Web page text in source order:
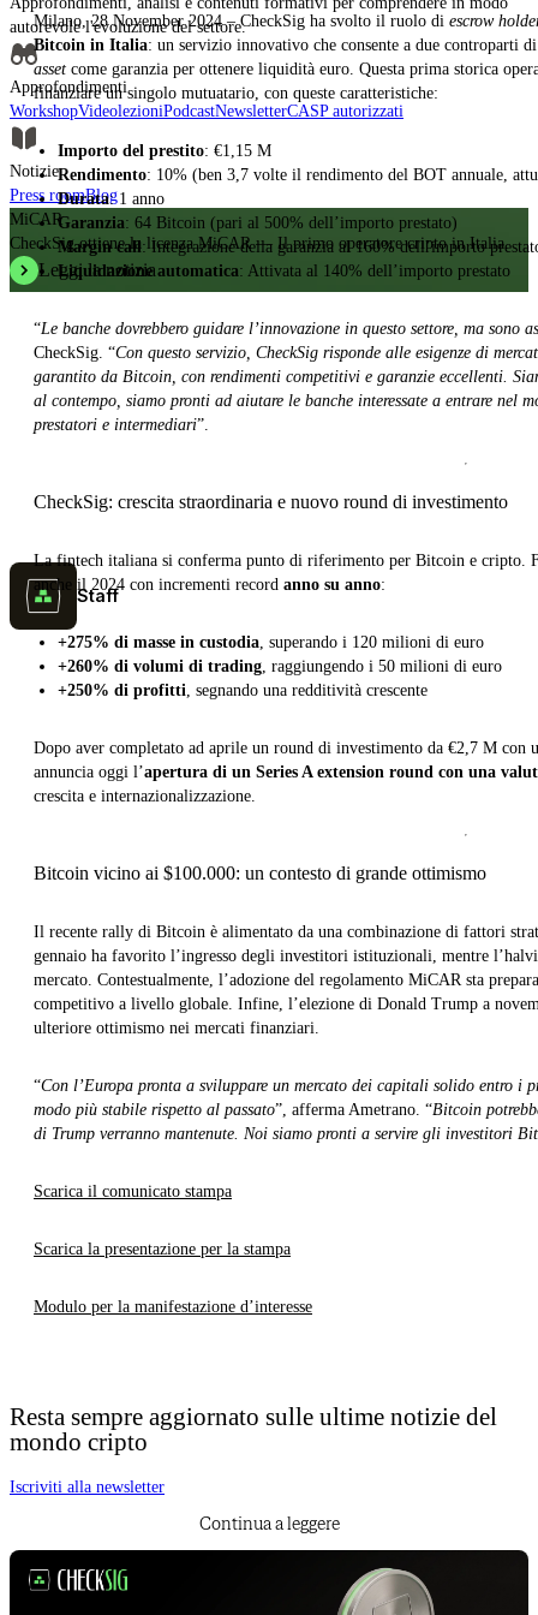
autorevole l'evoluzione del settore.
Approfondimenti
WorkshopVideolezioniPodcastNewsletterCASP autorizzati
Notizie
Press roomBlog
MiCAR
CheckSig ottiene la licenza MiCAR — Il primo operatore cripto in Italia.
Leggi la notizia
Staff
Milano, 28 November 2024 – CheckSig ha svolto il ruolo di escrow
Bitcoin in Italia: un servizio innovativo che consente a due controparti
asset come garanzia per ottenere liquidità euro. Questa prima storica
finanziare un singolo mutuatario, con queste caratteristiche:
Importo del prestito: €1,15 M
Rendimento: 10% (ben 3,7 volte il rendimento del BOT annuale,
Durata: 1 anno
Garanzia: 64 Bitcoin (pari al 500% dell’importo prestato)
Margin call: Integrazione della garanzia al 160% dell’importo
Liquidazione automatica: Attivata al 140% dell’importo prestato
“Le banche dovrebbero guidare l’innovazione in questo settore, ma sono
CheckSig. “Con questo servizio, CheckSig risponde alle esigenze di
garantito da Bitcoin, con rendimenti competitivi e garanzie eccellenti.
al contempo, siamo pronti ad aiutare le banche interessate a entrare nel
prestatori e intermediari”.
CheckSig: crescita straordinaria e nuovo round di investimento
La fintech italiana si conferma punto di riferimento per Bitcoin e cripto.
anche il 2024 con incrementi record anno su anno:
+275% di masse in custodia , superando i 120 milioni di euro
+260% di volumi di trading , raggiungendo i 50 milioni di euro
+250% di profitti , segnando una redditività crescente
Dopo aver completato ad aprile un round di investimento da €2,7 M con
annuncia oggi l’apertura di un Series A extension round con una
crescita e internazionalizzazione.
Bitcoin vicino ai $100.000: un contesto di grande ottimismo
Il recente rally di Bitcoin è alimentato da una combinazione di fattori
gennaio ha favorito l’ingresso degli investitori istituzionali, mentre
mercato. Contestualmente, l’adozione del regolamento MiCAR sta
competitivo a livello globale. Infine, l’elezione di Donald Trump a
ulteriore ottimismo nei mercati finanziari.
“Con l’Europa pronta a sviluppare un mercato dei capitali solido entro i
modo più stabile rispetto al passato”, afferma Ametrano. “Bitcoin
di Trump verranno mantenute. Noi siamo pronti a servire gli investitori
Scarica il comunicato stampa
Scarica la presentazione per la stampa
Modulo per la manifestazione d’interesse
Resta sempre aggiornato sulle ultime notizie del
mondo cripto
Iscriviti alla newsletter
Continua a leggere